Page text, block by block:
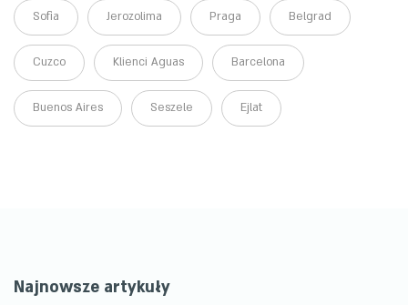
Sofia Jerozolima Praga Belgrad
Cuzco Klienci Aguas Barcelona
Buenos Aires Seszele Ejlat
Najnowsze artykuły